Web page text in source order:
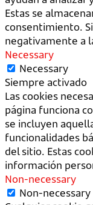
Estas se
consentimiento.
negativamente a
Necessary
Necessary
Siempre activado
Las cookies
página funciona
se incluyen
funcionalidades
del sitio. Estas
información
Non-necessary
Non-necessary